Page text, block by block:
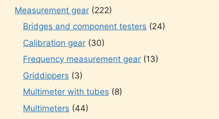
Measurement gear (222)
Bridges and component testers (24)
Calibration gear (30)
Frequency measurement gear (13)
Griddippers (3)
Multimeter with tubes (8)
Multimeters (44)